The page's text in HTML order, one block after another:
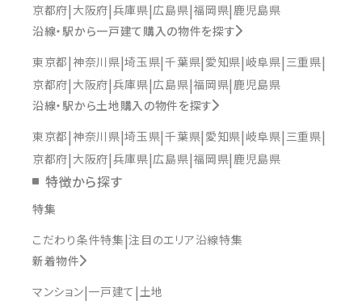
京都府 大阪府 兵庫県 広島県 福岡県 鹿児島県
沿線・駅から一戸建て購入の物件を探す
東京都 神奈川県 埼玉県 千葉県 愛知県 岐阜県 三重県
京都府 大阪府 兵庫県 広島県 福岡県 鹿児島県
沿線・駅から土地購入の物件を探す
東京都 神奈川県 埼玉県 千葉県 愛知県 岐阜県 三重県
京都府 大阪府 兵庫県 広島県 福岡県 鹿児島県
特徴から探す
特集
こだわり条件特集 注目のエリア沿線特集
新着物件
マンション 一戸建て 土地